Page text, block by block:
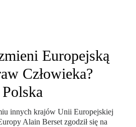
Europejską
Człowieka?
innych krajów Unii Europejskiej
Alain Berset zgodził się na